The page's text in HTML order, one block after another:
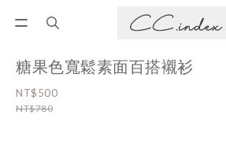
糖果色寬鬆素面百搭襯衫
NT$500
NT$780